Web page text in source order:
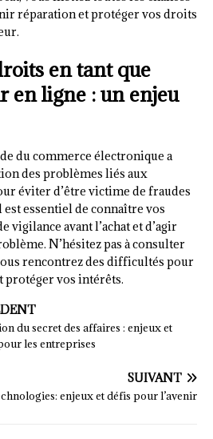
réparation et protéger vos droits
en tant que
en ligne : un enjeu
du commerce électronique a
des problèmes liés aux
éviter d’être victime de fraudes
est essentiel de connaître vos
vigilance avant l’achat et d’agir
N’hésitez pas à consulter
rencontrez des difficultés pour
vos intérêts.
du secret des affaires : enjeux et
les entreprises
SUIVANT
enjeux et défis pour l’avenir